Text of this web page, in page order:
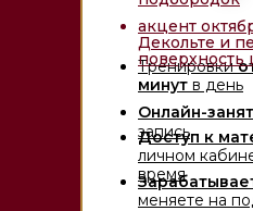
меняете на
Доступ к
личном
время
Онлайн-
запись
Тренировки
минут в день
акцент
Декольте и
поверхность